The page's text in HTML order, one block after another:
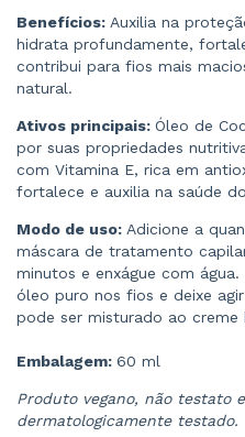
Benefícios: Auxilia na
hidrata profundamente,
contribui para fios mais
natural.
Ativos principais: Óleo de
por suas propriedades
com Vitamina E, rica em
fortalece e auxilia na saúde
Modo de uso: Adicione a
máscara de tratamento
minutos e enxágue com
óleo puro nos fios e deixe
pode ser misturado ao
Embalagem: 60 ml
Produto vegano, não testato
dermatologicamente testado.